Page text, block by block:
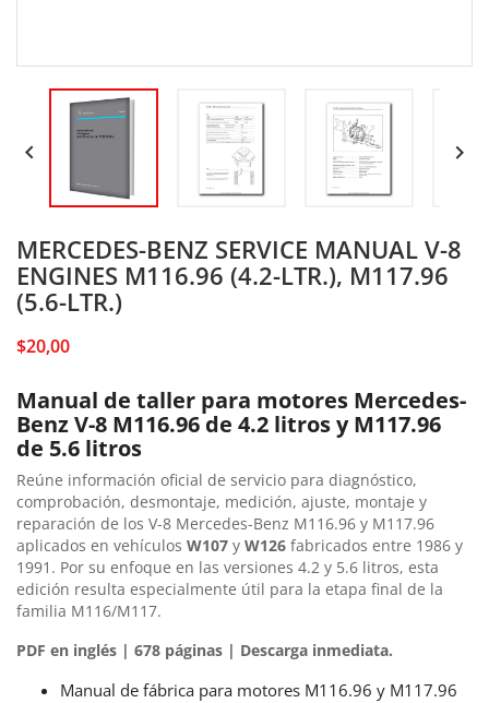
 
MERCEDES-BENZ SERVICE MANUAL V-8
ENGINES M116.96 (4.2-LTR.), M117.96
(5.6-LTR.)
$20,00
Manual de taller para motores Mercedes-
Benz V-8 M116.96 de 4.2 litros y M117.96
de 5.6 litros
Reúne información oficial de servicio para diagnóstico,
comprobación, desmontaje, medición, ajuste, montaje y
reparación de los V-8 Mercedes-Benz M116.96 y M117.96
aplicados en vehículos W107 y W126 fabricados entre 1986 y
1991. Por su enfoque en las versiones 4.2 y 5.6 litros, esta
edición resulta especialmente útil para la etapa final de la
familia M116/M117.
PDF en inglés | 678 páginas | Descarga inmediata.
Manual de fábrica para motores M116.96 y M117.96